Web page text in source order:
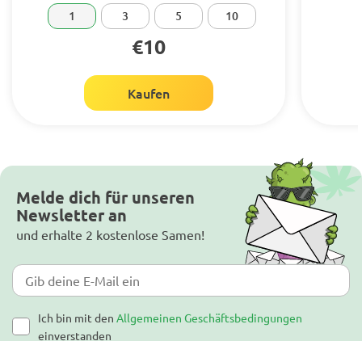
1 3 5 10
€10
Kaufen
Melde dich für unseren
Newsletter an
und erhalte 2 kostenlose Samen!
Ich bin mit den Allgemeinen Geschäftsbedingungen
einverstanden